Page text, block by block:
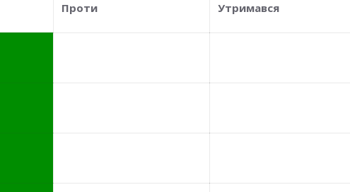
Проти Утримався